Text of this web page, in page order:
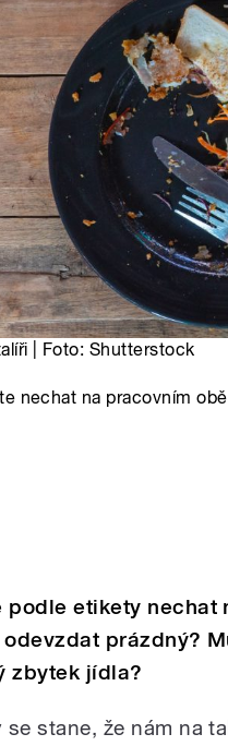
| Foto: Shutterstock
nechat na pracovním
podle etikety
prázdný?
zbytek jídla?
se stane, že nám na